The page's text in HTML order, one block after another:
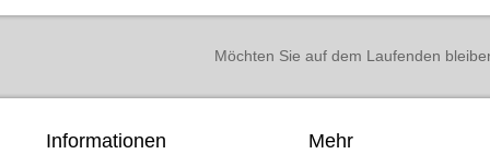
Möchten Sie auf dem Laufenden
Informationen Mehr